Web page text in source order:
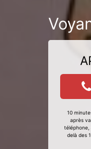
10
après
téléphone,
delà des